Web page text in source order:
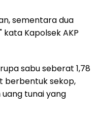
sementara dua
Kapolsek AKP
sabu seberat 1,78
berbentuk sekop,
tunai yang